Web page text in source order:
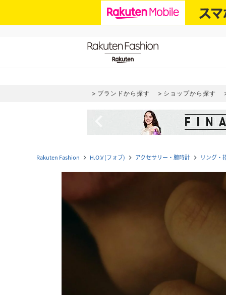
ブランドから探す ショップから探す
Rakuten Fashion navigate_next H.O.V (フォブ) navigate_next アクセサリー・腕時計 navigate_next リング・